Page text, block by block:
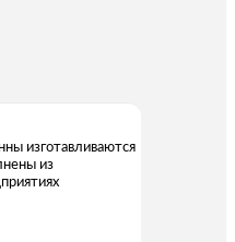
изготавливаются
из